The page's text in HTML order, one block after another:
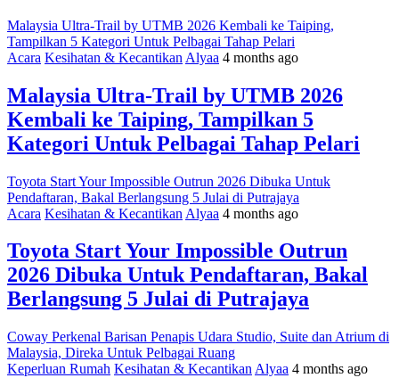
Malaysia Ultra-Trail by UTMB 2026 Kembali ke Taiping,
Tampilkan 5 Kategori Untuk Pelbagai Tahap Pelari
Acara Kesihatan & Kecantikan Alyaa 4 months ago
Malaysia Ultra-Trail by UTMB 2026
Kembali ke Taiping, Tampilkan 5
Kategori Untuk Pelbagai Tahap Pelari
Toyota Start Your Impossible Outrun 2026 Dibuka Untuk
Pendaftaran, Bakal Berlangsung 5 Julai di Putrajaya
Acara Kesihatan & Kecantikan Alyaa 4 months ago
Toyota Start Your Impossible Outrun
2026 Dibuka Untuk Pendaftaran, Bakal
Berlangsung 5 Julai di Putrajaya
Coway Perkenal Barisan Penapis Udara Studio, Suite dan Atrium di
Malaysia, Direka Untuk Pelbagai Ruang
Keperluan Rumah Kesihatan & Kecantikan Alyaa 4 months ago